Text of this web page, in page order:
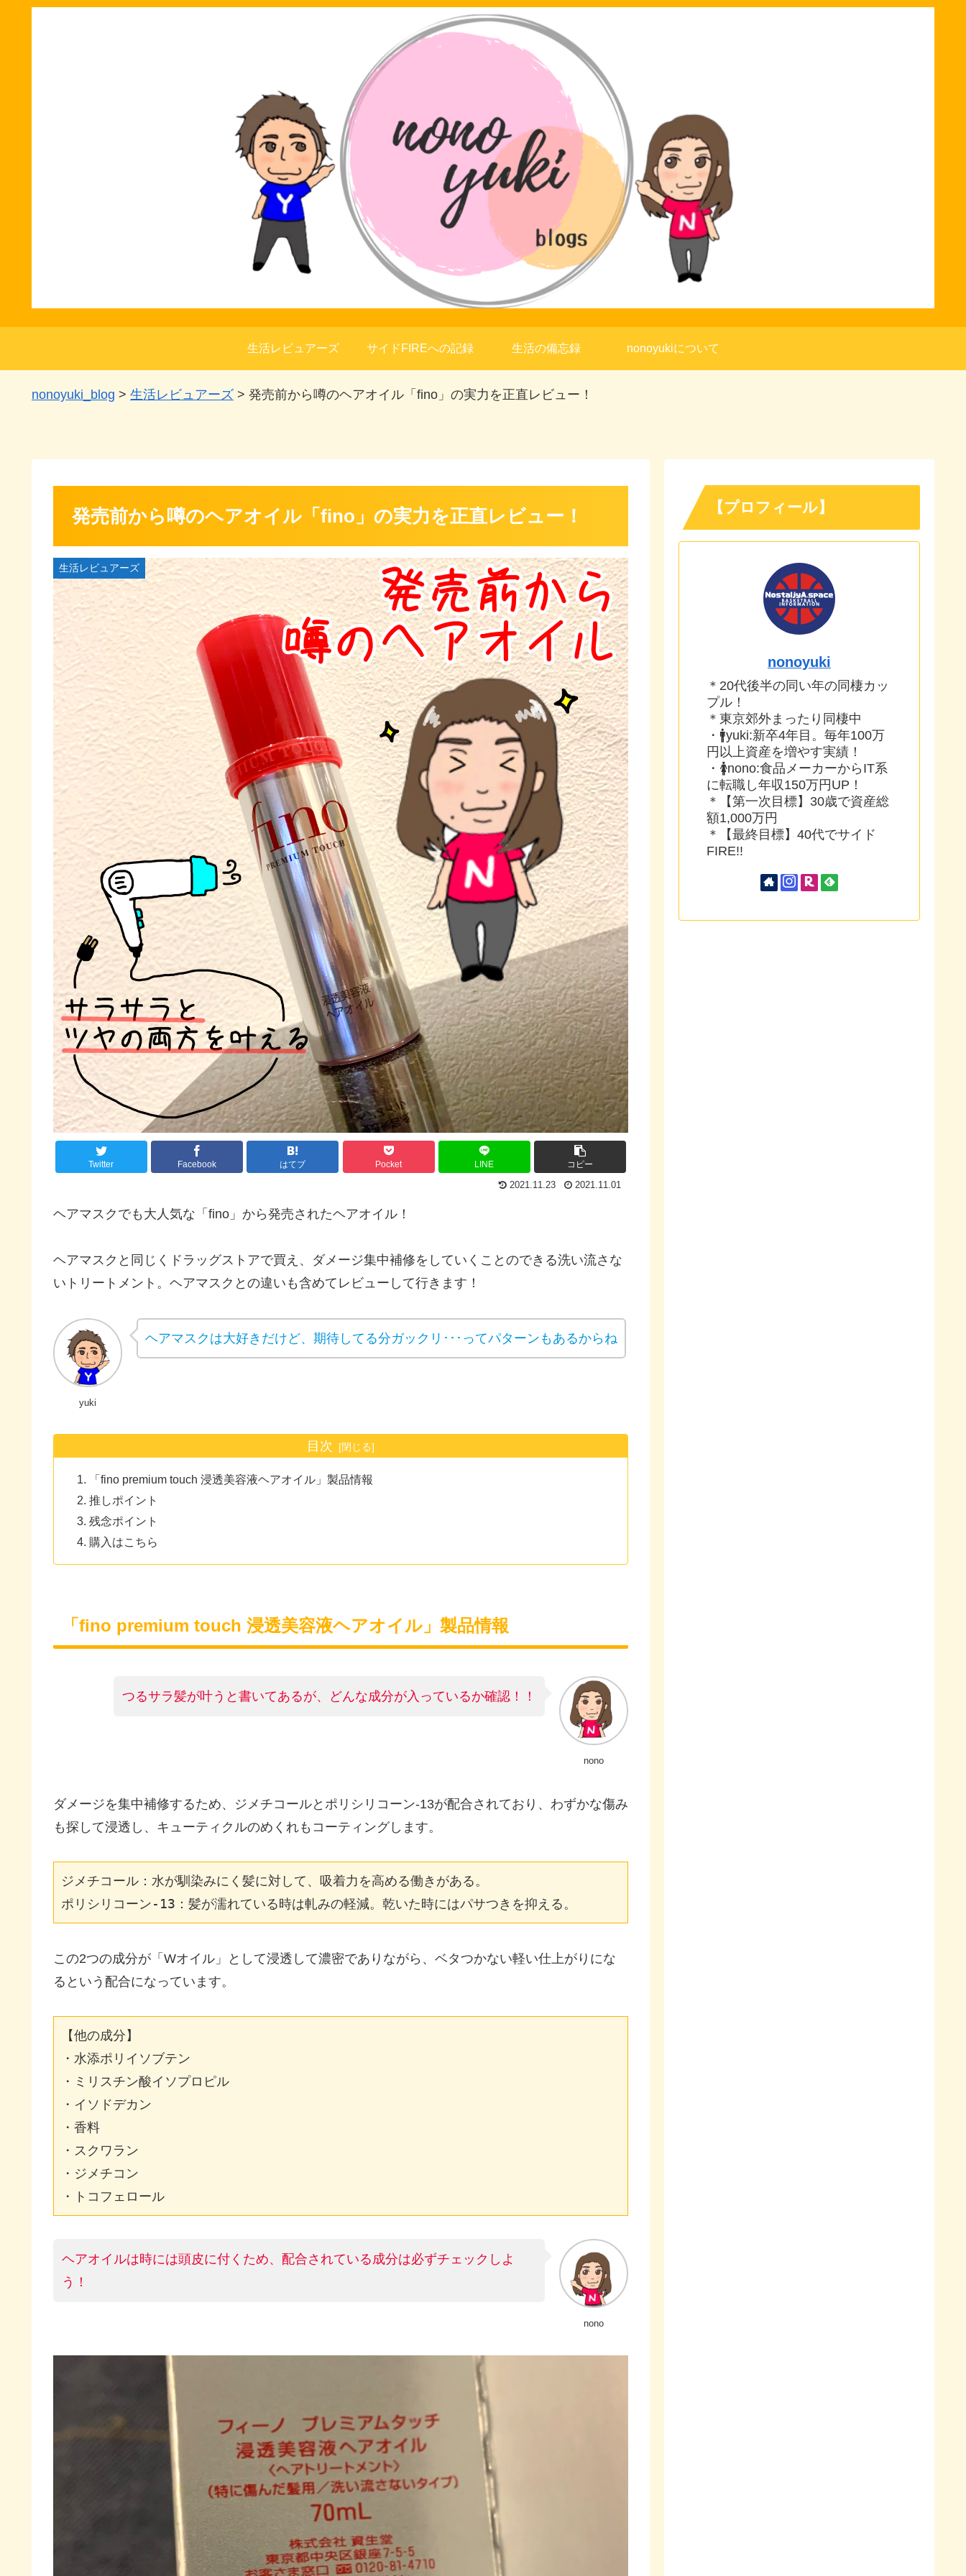
生活レビュアーズ サイドFIREへの記録 生活の備忘録 nonoyukiについて
nonoyuki_blog > 生活レビュアーズ > 発売前から噂のヘアオイル「fino」の実力を正直レビュー！
発売前から噂のヘアオイル「fino」の実力を正直レビュー！
生活レビュアーズ
Twitter Facebook はてブ Pocket LINE コピー
2021.11.23 2021.11.01
ヘアマスクでも大人気な「fino」から発売されたヘアオイル！
ヘアマスクと同じくドラッグストアで買え、ダメージ集中補修をしていくことのできる洗い流さな
いトリートメント。ヘアマスクとの違いも含めてレビューして行きます！
yuki
ヘアマスクは大好きだけど、期待してる分ガックリ･･･ってパターンもあるからね
目次
「fino premium touch 浸透美容液ヘアオイル」製品情報
推しポイント
残念ポイント
購入はこちら
「fino premium touch 浸透美容液ヘアオイル」製品情報
nono
つるサラ髪が叶うと書いてあるが、どんな成分が入っているか確認！！
ダメージを集中補修するため、ジメチコールとポリシリコーン-13が配合されており、わずかな傷み
も探して浸透し、キューティクルのめくれもコーティングします。
ジメチコール：水が馴染みにく髪に対して、吸着力を高める働きがある。
ポリシリコーン-13：髪が濡れている時は軋みの軽減。乾いた時にはパサつきを抑える。
この2つの成分が「Wオイル」として浸透して濃密でありながら、ベタつかない軽い仕上がりにな
るという配合になっています。
【他の成分】
・水添ポリイソブテン
・ミリスチン酸イソプロピル
・イソドデカン
・香料
・スクワラン
・ジメチコン
・トコフェロール
nono
ヘアオイルは時には頭皮に付くため、配合されている成分は必ずチェックしよ
う！
【プロフィール】
nonoyuki
＊20代後半の同い年の同棲カッ
プル！
＊東京郊外まったり同棲中
・🚹yuki:新卒4年目。毎年100万
円以上資産を増やす実績！
・🚺nono:食品メーカーからIT系
に転職し年収150万円UP！
＊【第一次目標】30歳で資産総
額1,000万円
＊【最終目標】40代でサイド
FIRE!!